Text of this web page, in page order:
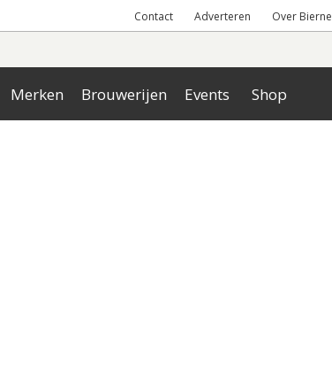
Contact Adverteren Over
Merken Brouwerijen Events Shop